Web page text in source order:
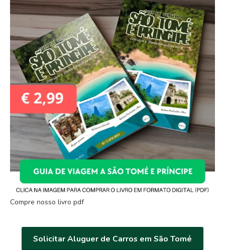
Compre nosso livro pdf
Solicitar Aluguer de Carros em São Tomé